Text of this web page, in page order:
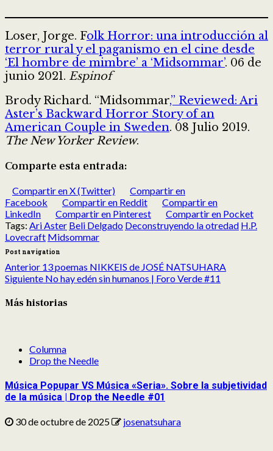
Loser, Jorge. Folk Horror: una introducción al
terror rural y el paganismo en el cine desde
‘El hombre de mimbre’ a ‘Midsommar’. 06 de
junio 2021. Espinof
Brody Richard. “Midsommar,” Reviewed: Ari
Aster’s Backward Horror Story of an
American Couple in Sweden. 08 Julio 2019.
The New Yorker Review.
Comparte esta entrada:
Compartir en X (Twitter)
Compartir en
Facebook
Compartir en Reddit
Compartir en
LinkedIn
Compartir en Pinterest
Compartir en Pocket
Tags: Ari Aster Beli Delgado Deconstruyendo la otredad H.P.
Lovecraft Midsommar
Post navigation
Anterior 13 poemas NIKKEIS de JOSÉ NATSUHARA
Siguiente No hay edén sin humanos | Foro Verde #11
Más historias
Columna
Drop the Needle
Música Popupar VS Música «Seria». Sobre la subjetividad
de la música | Drop the Needle #01
30 de octubre de 2025 josenatsuhara